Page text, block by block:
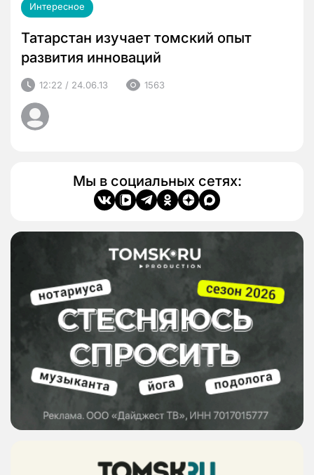
Интересное
Татарстан изучает томский опыт
развития инноваций
12:22 / 24.06.13 1563
Мы в социальных сетях: